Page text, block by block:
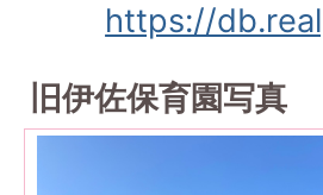
https://
旧伊佐保育園写真